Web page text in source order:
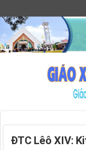
ĐTC Lêô XIV: